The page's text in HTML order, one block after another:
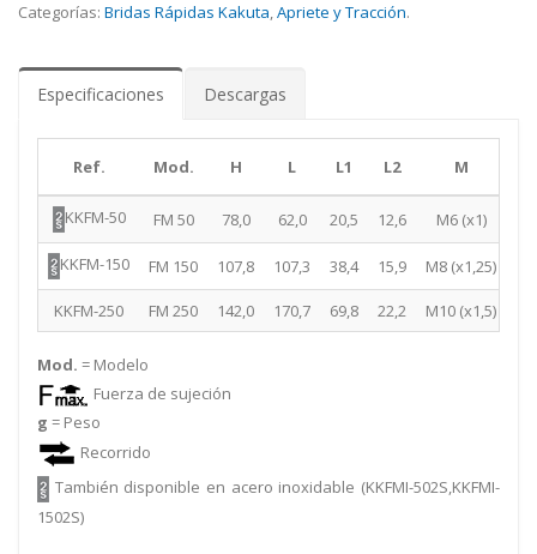
Categorías: Bridas Rápidas Kakuta,Apriete y Tracción.
Especificaciones Descargas
Ref. Mod. H L L1 L2 M
KKFM-50 FM 50 78,0 62,0 20,5 12,6 M6 (x1)
KKFM-150 FM 150 107,8 107,3 38,4 15,9 M8 (x1,25)
KKFM-250 FM 250 142,0 170,7 69,8 22,2 M10 (x1,5)
Mod. = Modelo
Fuerza de sujeción
g = Peso
Recorrido
También disponible en acero inoxidable (KKFMI-502S,KKFMI-
1502S)